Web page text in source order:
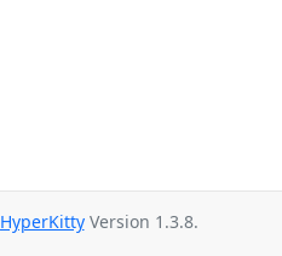
HyperKittyVersion 1.3.8.